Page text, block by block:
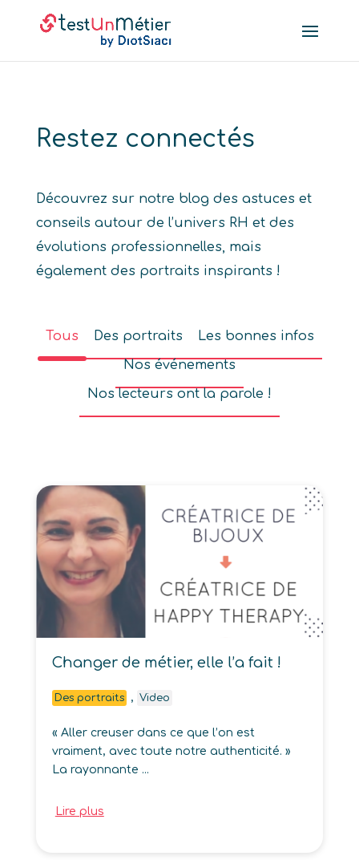
Restez connectés
Découvrez sur notre blog des astuces et
conseils autour de l’univers RH et des
évolutions professionnelles, mais
également des portraits inspirants !
Tous Des portraits
Les bonnes infos
Nos événements
Nos lecteurs ont la parole !
Changer de métier, elle l’a fait !
Des portraits , Video
« Aller creuser dans ce que l’on est
vraiment, avec toute notre authenticité. »
La rayonnante ...
Lire plus